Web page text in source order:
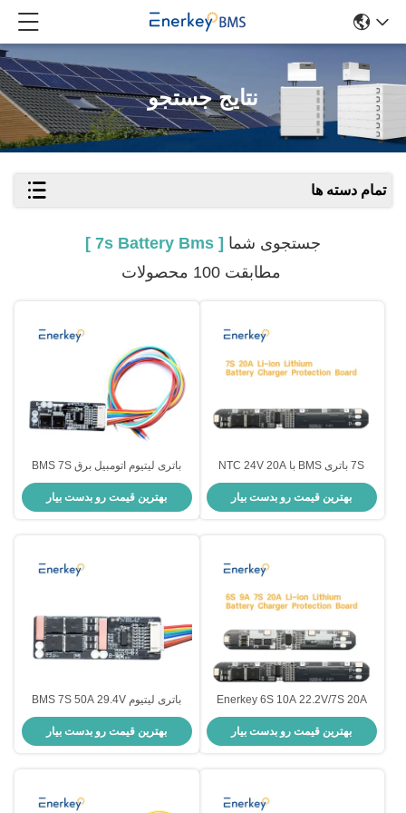
نتایج جستجو
تمام دسته ها
جستجوی شما [ 7s Battery Bms ]
مطابقت 100 محصولات
7S باتری BMS با NTC 24V 20A
لیتیوم لیتیوم یون 7S BMS برای ذخیره
انرژی ایستگاه پایه
بهترین قیمت رو بدست بیار
باتری لیتیوم اتومبیل برق BMS 7S
30A 25.9V 29.4V Li Ion Battery
Pack BMS
بهترین قیمت رو بدست بیار
Enerkey 6S 10A 22.2V/7S 20A
24V لیتیوم لیتیوم 18650 باتری بسته
های BMS هیئت مدیره حفاظت از
PCB
بهترین قیمت رو بدست بیار
باتری لیتیوم BMS 7S 50A 29.4V
باتری لیتیوم بی ام اس برای دوچرخه
برقی Lifepo4
بهترین قیمت رو بدست بیار